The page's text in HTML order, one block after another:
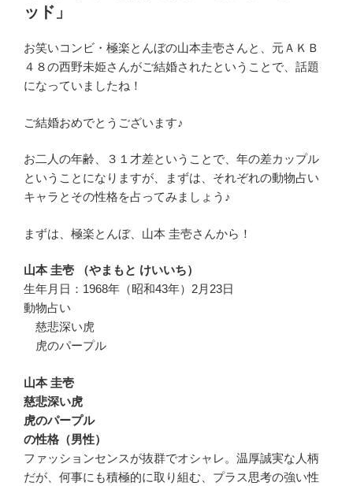
ッド」
お笑いコンビ・極楽とんぼの山本圭壱さんと、元ＡＫＢ
４８の西野未姫さんがご結婚されたということで、話題
になっていましたね！
ご結婚おめでとうございます♪
お二人の年齢、３１才差ということで、年の差カップル
ということになりますが、まずは、それぞれの動物占い
キャラとその性格を占ってみましょう♪
まずは、極楽とんぼ、山本 圭壱さんから！
山本 圭壱 （やまもと けいいち）
生年月日：1968年（昭和43年）2月23日
動物占い
慈悲深い虎
虎のパープル
山本 圭壱
慈悲深い虎
虎のパープル
の性格（男性）
ファッションセンスが抜群でオシャレ。温厚誠実な人柄
だが、何事にも積極的に取り組む、プラス思考の強い性